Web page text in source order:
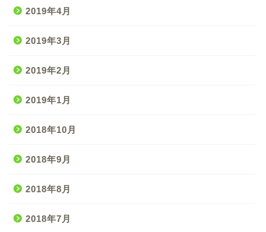
2019年4月
2019年3月
2019年2月
2019年1月
2018年10月
2018年9月
2018年8月
2018年7月